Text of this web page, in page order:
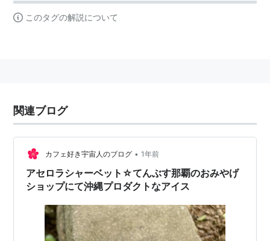
このタグの解説について
関連ブログ
カフェ好き宇宙人のブログ • 1年前
アセロラシャーベット☆てんぶす那覇のおみやげ
ショップにて沖縄プロダクトなアイス